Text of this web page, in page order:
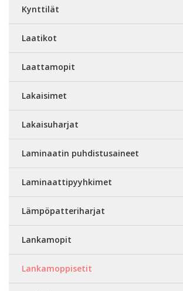
Kynttilät
Laatikot
Laattamopit
Lakaisimet
Lakaisuharjat
Laminaatin puhdistusaineet
Laminaattipyyhkimet
Lämpöpatteriharjat
Lankamopit
Lankamoppisetit